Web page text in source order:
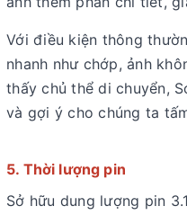
Với điều kiện thông
nhanh như chớp, ảnh
thấy chủ thể di chuyển,
và gợi ý cho chúng ta
5. Thời lượng pin
Sở hữu dung lượng pin